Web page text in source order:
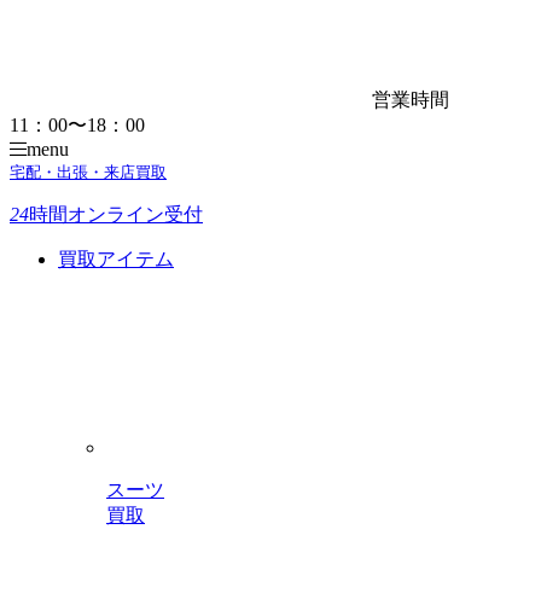
営業時間
11：00〜18：00
menu
宅配・出張・来店買取
24時間オンライン受付
買取アイテム
スーツ
買取